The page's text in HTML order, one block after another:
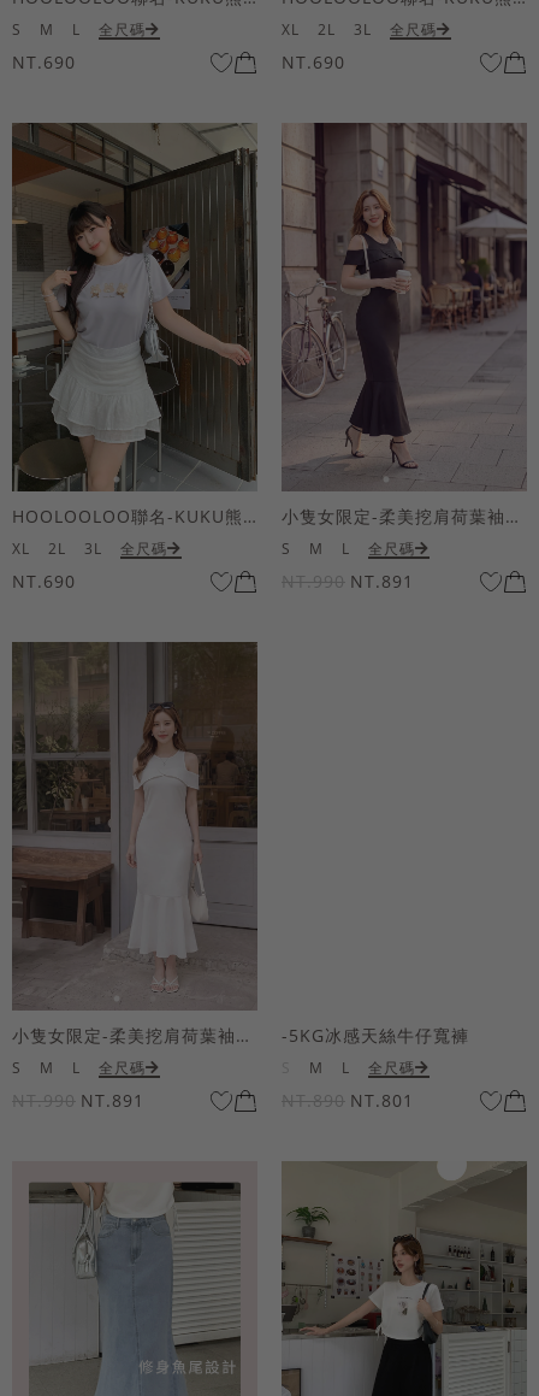
S M L 全尺碼
NT.690
XL 2L 3L 全尺碼
NT.690
HOOLOOLOO聯名-KUKU熊蝴蝶結短袖上衣
XL 2L 3L 全尺碼
NT.690
小隻女限定-柔美挖肩荷葉袖魚尾長洋裝
S M L 全尺碼
NT.990 NT.891
小隻女限定-柔美挖肩荷葉袖魚尾長洋裝
S M L 全尺碼
NT.990 NT.891
-5KG冰感天絲牛仔寬褲
M L 全尺碼
NT.890 NT.801